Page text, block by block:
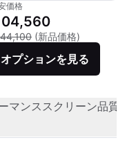
¥283,457
価格
ァービッシュ品の価格：
(新品価格)
オプションを見る
マンススクリーン品質